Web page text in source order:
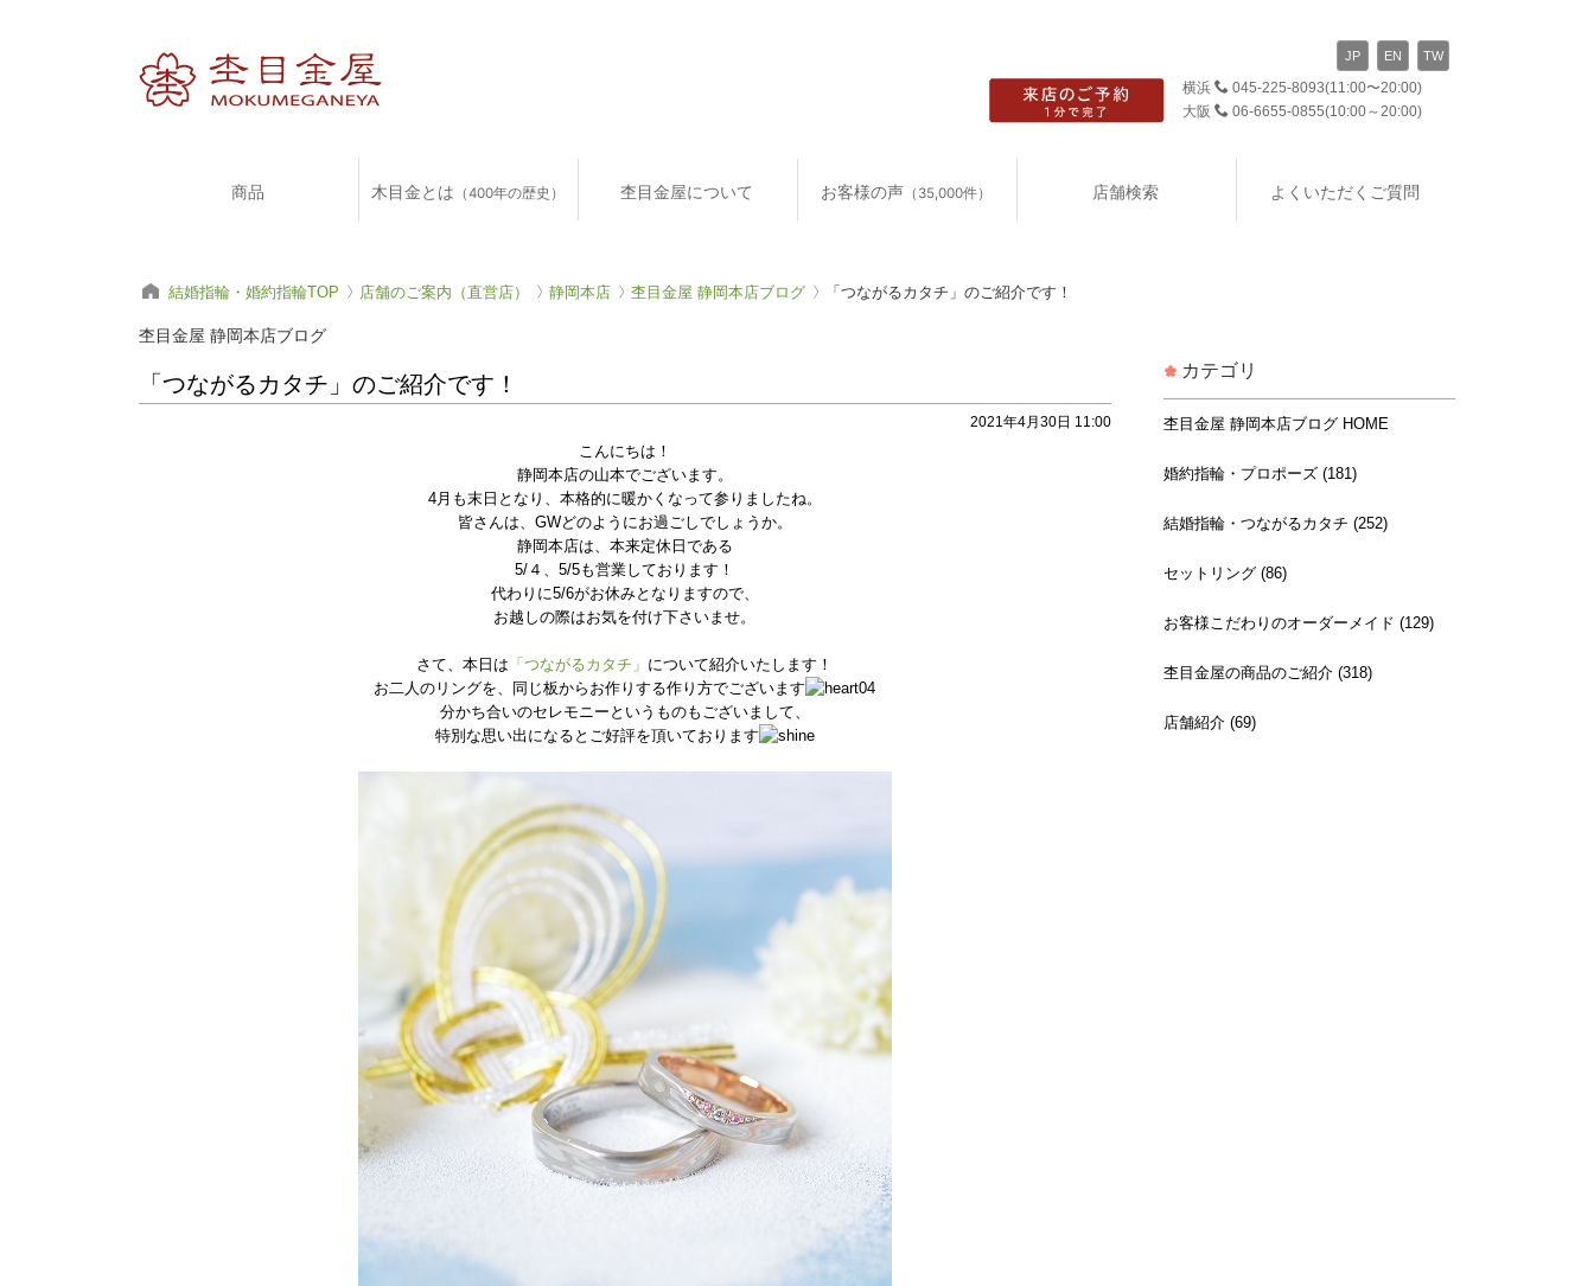
横浜 045-225-8093(11:00〜20:00)
大阪
06-6655-0855(10:00～20:00)
JP EN TW
商品 木目金とは （400年の歴史） 杢目金屋について お客様の声 （35,000件） 店舗検索 よくいただくご質問
結婚指輪・婚約指輪TOP 店舗のご案内（直営店） 静岡本店 杢目金屋 静岡本店ブログ 「つながるカタチ」のご紹介です！
杢目金屋 静岡本店ブログ
「つながるカタチ」のご紹介です！
2021年4月30日 11:00
こんにちは！
静岡本店の山本でございます。
4月も末日となり、本格的に暖かくなって参りましたね。
皆さんは、GWどのようにお過ごしでしょうか。
静岡本店は、本来定休日である
5/４、5/5も営業しております！
代わりに5/6がお休みとなりますので、
お越しの際はお気を付け下さいませ。
さて、本日は 「つながるカタチ」 について紹介いたします！
お二人のリングを、同じ板からお作りする作り方でございます
分かち合いのセレモニーというものもございまして、
特別な思い出になるとご好評を頂いております
カテゴリ
杢目金屋 静岡本店ブログ HOME
婚約指輪・プロポーズ (181)
結婚指輪・つながるカタチ (252)
セットリング (86)
お客様こだわりのオーダーメイド (129)
杢目金屋の商品のご紹介 (318)
店舗紹介 (69)